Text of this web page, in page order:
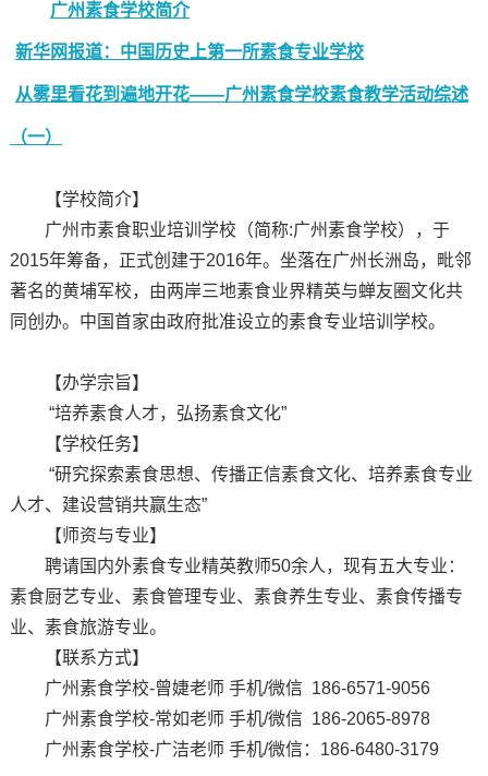
广州素食学校简介
新华网报道：中国历史上第一所素食专业学校
从雾里看花到遍地开花——广州素食学校素食教学活动综述
（一）
【学校简介】
广州市素食职业培训学校（简称:广州素食学校），于
2015年筹备，正式创建于2016年。坐落在广州长洲岛，毗邻
著名的黄埔军校，由两岸三地素食业界精英与蝉友圈文化共
同创办。中国首家由政府批准设立的素食专业培训学校。
【办学宗旨】
“培养素食人才，弘扬素食文化”
【学校任务】
“研究探索素食思想、传播正信素食文化、培养素食专业
人才、建设营销共赢生态”
【师资与专业】
聘请国内外素食专业精英教师50余人，现有五大专业：
素食厨艺专业、素食管理专业、素食养生专业、素食传播专
业、素食旅游专业。
【联系方式】
广州素食学校-曾婕老师 手机/微信 186-6571-9056
广州素食学校-常如老师 手机/微信 186-2065-8978
广州素食学校-广洁老师 手机/微信：186-6480-3179